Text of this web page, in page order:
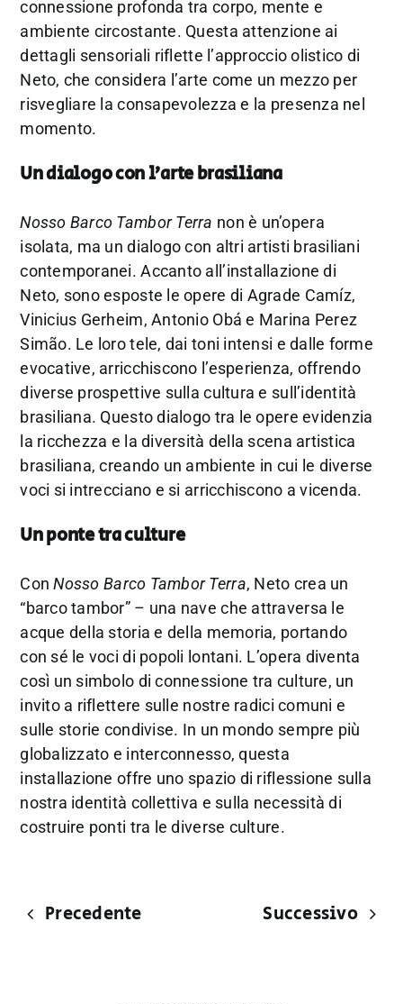
connessione profonda tra corpo, mente e
ambiente circostante. Questa attenzione ai
dettagli sensoriali riflette l’approccio olistico di
Neto, che considera l’arte come un mezzo per
risvegliare la consapevolezza e la presenza nel
momento.
Un dialogo con l’arte brasiliana
Nosso Barco Tambor Terra non è un’opera
isolata, ma un dialogo con altri artisti brasiliani
contemporanei. Accanto all’installazione di
Neto, sono esposte le opere di Agrade Camíz,
Vinicius Gerheim, Antonio Obá e Marina Perez
Simão. Le loro tele, dai toni intensi e dalle forme
evocative, arricchiscono l’esperienza, offrendo
diverse prospettive sulla cultura e sull’identità
brasiliana. Questo dialogo tra le opere evidenzia
la ricchezza e la diversità della scena artistica
brasiliana, creando un ambiente in cui le diverse
voci si intrecciano e si arricchiscono a vicenda.
Un ponte tra culture
ConNosso Barco Tambor Terra, Neto crea un
“barco tambor” – una nave che attraversa le
acque della storia e della memoria, portando
con sé le voci di popoli lontani. L’opera diventa
così un simbolo di connessione tra culture, un
invito a riflettere sulle nostre radici comuni e
sulle storie condivise. In un mondo sempre più
globalizzato e interconnesso, questa
installazione offre uno spazio di riflessione sulla
nostra identità collettiva e sulla necessità di
costruire ponti tra le diverse culture.
Precedente Successivo